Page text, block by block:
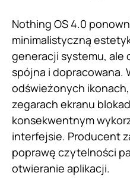
Nothing OS 4.0
minimalistyczną
generacji systemu, ale
spójna i dopracowana.
odświeżonych
zegarach ekranu
konsekwentnym
interfejsie. Producent
poprawę czytelności
otwieranie aplikacji.